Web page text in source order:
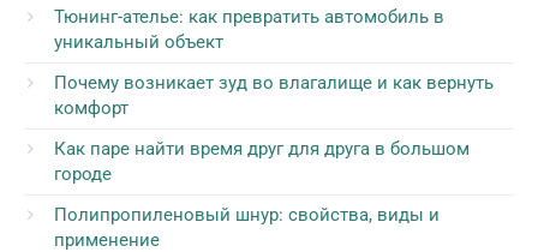
Тюнинг-ателье: как превратить автомобиль в
уникальный объект
Почему возникает зуд во влагалище и как вернуть
комфорт
Как паре найти время друг для друга в большом
городе
Полипропиленовый шнур: свойства, виды и
применение